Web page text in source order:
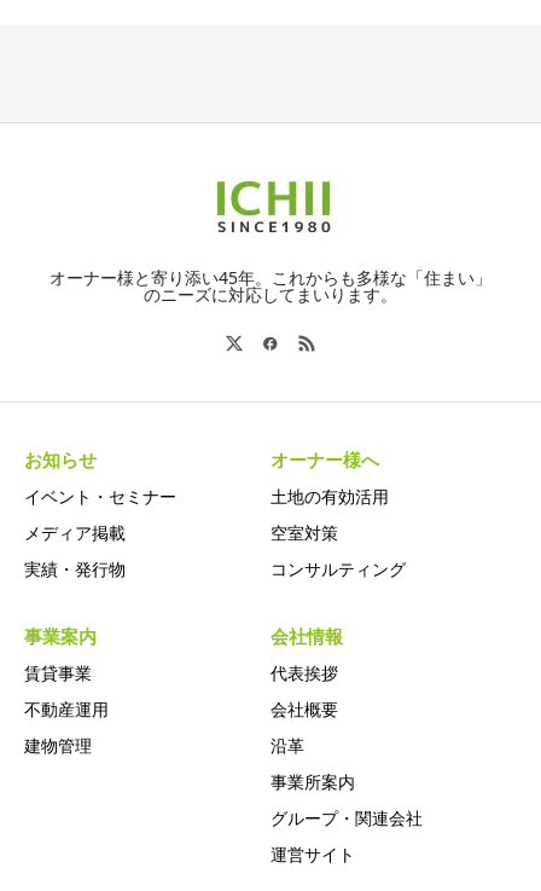
オーナー様と寄り添い45年。これからも多様な「住まい」
のニーズに対応してまいります。
お知らせ
イベント・セミナー
メディア掲載
実績・発行物
オーナー様へ
土地の有効活用
空室対策
コンサルティング
事業案内
賃貸事業
不動産運用
建物管理
会社情報
代表挨拶
会社概要
沿革
事業所案内
グループ・関連会社
運営サイト